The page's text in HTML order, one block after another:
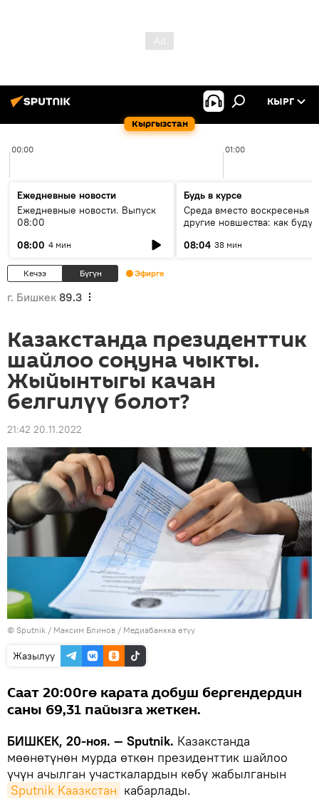
Кыргызстан
КЫРГ
00:00 01:00
Ежедневные новости
Ежедневные новости. Выпуск
08:00
08:00 4 мин
Будь в курсе
Среда вместо воскресенья и
другие новшества: как будут
08:04 38 мин
Кечээ Бүгүн Эфирге
г. Бишкек 89.3
Казакстанда президенттик
шайлоо соңуна чыкты.
Жыйынтыгы качан
белгилүү болот?
21:42 20.11.2022
© Sputnik / Максим Блинов / Медиабанкка өтүү
Жазылуу
Саат 20:00гө карата добуш бергендердин
саны 69,31 пайызга жеткен.
БИШКЕК, 20-ноя. — Sputnik. Казакстанда
мөөнөтүнөн мурда өткөн президенттик шайлоо
үчүн ачылган участкалардын көбү жабылганын
Sputnik Каазкстан кабарлады.